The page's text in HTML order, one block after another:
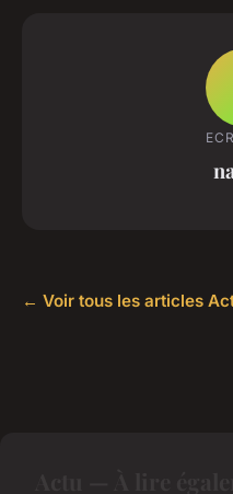
← Voir tous les articles